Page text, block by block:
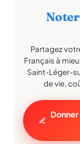
Partagez
Français à
Saint-Léger-
de vie,